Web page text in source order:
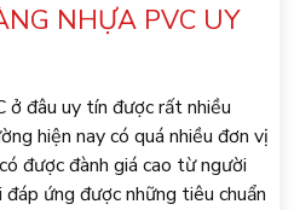
NHỰA PVC UY
ở đâu uy tín được rất nhiều
hiện nay có quá nhiều đơn vị
được đành giá cao từ người
ứng được những tiêu chuẩn